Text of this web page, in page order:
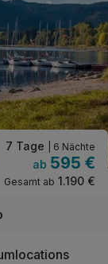
& Saunatuch
7 Tage | 6 Nächte
ab 595 €
Gesamt ab 1.190 €